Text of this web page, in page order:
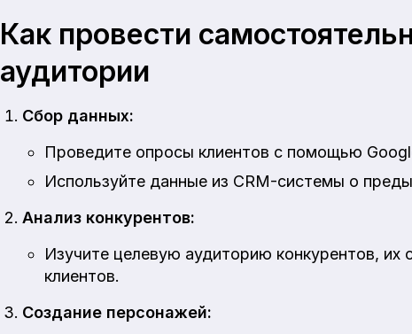
Как провести
аудитории
Сбор данных:
Проведите опросы клиентов с помощью
Используйте данные из CRM-системы о
Анализ конкурентов:
Изучите целевую аудиторию конкурентов, их
клиентов.
Создание персонажей: